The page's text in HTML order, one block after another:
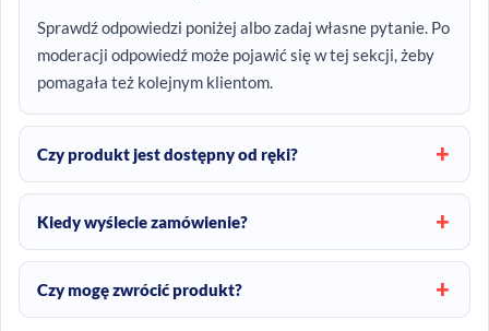
Sprawdź odpowiedzi poniżej albo zadaj własne pytanie. Po
moderacji odpowiedź może pojawić się w tej sekcji, żeby
pomagała też kolejnym klientom.
Czy produkt jest dostępny od ręki?
Kiedy wyślecie zamówienie?
Czy mogę zwrócić produkt?